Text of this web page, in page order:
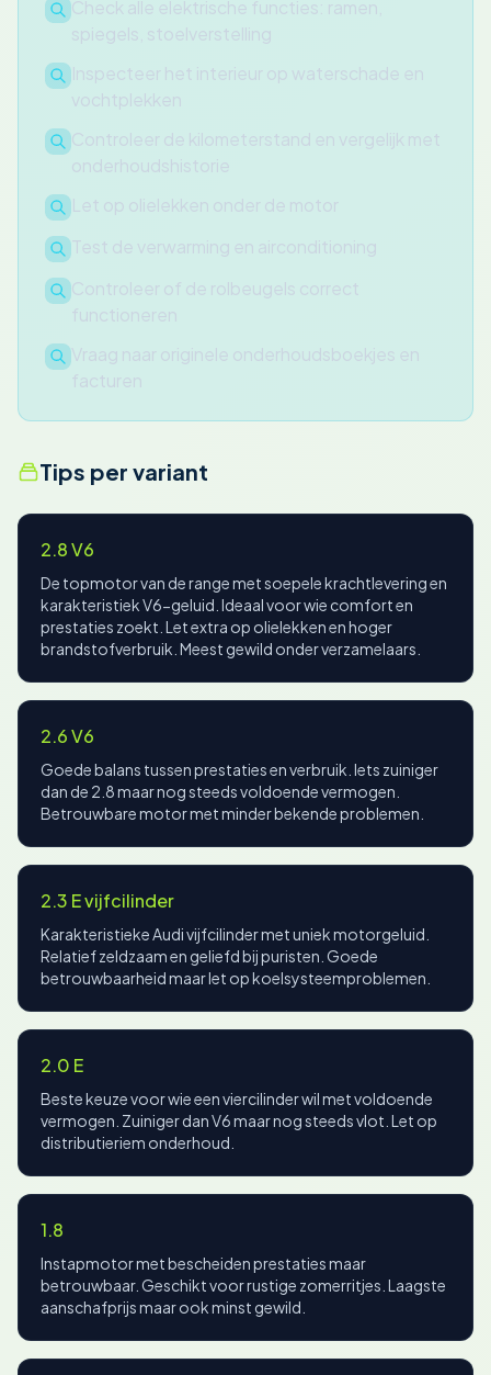
Check alle elektrische functies: ramen,
spiegels, stoelverstelling
Inspecteer het interieur op waterschade en
vochtplekken
Controleer de kilometerstand en vergelijk met
onderhoudshistorie
Let op olielekken onder de motor
Test de verwarming en airconditioning
Controleer of de rolbeugels correct
functioneren
Vraag naar originele onderhoudsboekjes en
facturen
Tips per variant
2.8 V6
De topmotor van de range met soepele krachtlevering en
karakteristiek V6-geluid. Ideaal voor wie comfort en
prestaties zoekt. Let extra op olielekken en hoger
brandstofverbruik. Meest gewild onder verzamelaars.
2.6 V6
Goede balans tussen prestaties en verbruik. Iets zuiniger
dan de 2.8 maar nog steeds voldoende vermogen.
Betrouwbare motor met minder bekende problemen.
2.3 E vijfcilinder
Karakteristieke Audi vijfcilinder met uniek motorgeluid.
Relatief zeldzaam en geliefd bij puristen. Goede
betrouwbaarheid maar let op koelsysteemproblemen.
2.0 E
Beste keuze voor wie een viercilinder wil met voldoende
vermogen. Zuiniger dan V6 maar nog steeds vlot. Let op
distributieriem onderhoud.
1.8
Instapmotor met bescheiden prestaties maar
betrouwbaar. Geschikt voor rustige zomerritjes. Laagste
aanschafprijs maar ook minst gewild.